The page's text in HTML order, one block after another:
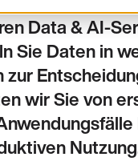
Data & AI-
Sie Daten in
wir Sie von